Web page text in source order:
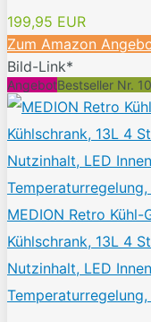
199,95 EUR
Zum Amazon
Bild-Link*
AngebotBestseller Nr. 10
MEDION Retro
Kühlschrank, 13L 4
Nutzinhalt, LED